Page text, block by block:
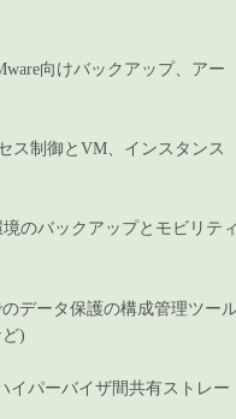
向けバックアップ、アー
ス制御とVM、インスタンス
境のバックアップとモビリテ
のデータ保護の構成管理ツー
)
イパーバイザ間共有ストレー